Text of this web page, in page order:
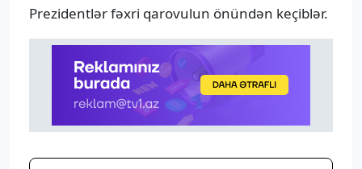
Prezidentlər fəxri qarovulun önündən keçiblər.